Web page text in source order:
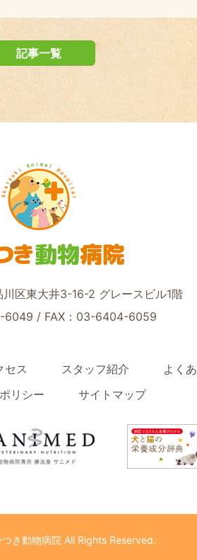
記事一覧
き動物病院
区東大井3-16-2 グレースビル1階
6049 / FAX：03-6404-6059
セス スタッフ紹介
よく
リシー
サイトマップ
き動物病院 All Rights Reserved.